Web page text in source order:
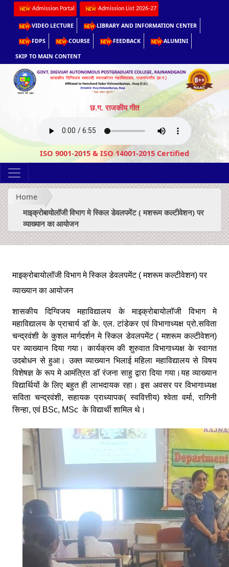
Admission Portal Admission List 2026-27
VIDEO LECTURE LIBRARY AND INFORMATION CENTER
FDPS COURSE FEEDBACK ALUMINI
SKIP TO MAIN CONTENT
छ.ग. राजकीय गीत
ISO 9001-2015 & ISO 14001-2015 Certified
Home
माइक्रोबायोलॉजी विभाग मे स्किल डेवलपमेंट ( मशरूम कल्टीवेशन) पर
व्याख्यान का आयोजन
माइक्रोबायोलॉजी विभाग मे स्किल डेवलपमेंट ( मशरूम कल्टीवेशन) पर
व्याख्यान का आयोजन
शासकीय दिग्विजय महाविद्यालय के माइक्रोबायोलॉजी विभाग मे
महाविद्यालय के प्राचार्य डॉ के. एल. टांडेकर एवं विभागाध्यक्ष प्रो.सविता
चन्द्रवंशी के कुशल मार्गदर्शन मे स्किल डेवलपमेंट ( मशरूम कल्टीवेशन)
पर व्याख्यान दिया गया। कार्यक्रम की शुरुवात विभागाध्यक्ष के स्वागत
उदबोधन से हुआ। उक्त व्याख्यान भिलाई महिला महाविद्यालय से विषय
विशेषज्ञ के रूप मे आमंत्रित डॉ रंजना साहु द्वारा दिया गया।यह व्याख्यान
विद्यार्थियों के लिए बहुत ही लाभदायक रहा। इस अवसर पर विभागाध्यक्ष
सविता चन्द्रवंशी, सहायक प्राध्यापक( स्ववित्तीय) श्वेता वर्मा, रागिनी
सिन्हा, एवं BSc, MSc के विद्यार्थी शामिल थे।